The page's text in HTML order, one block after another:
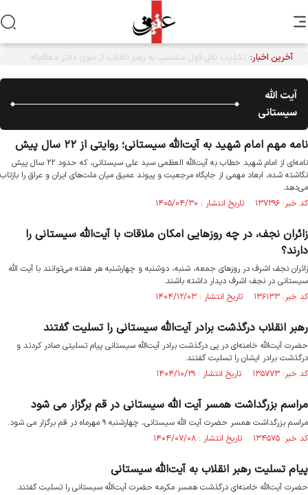
آخرین اخبار:
آیت الله
سیستانی
نامه مهم امام شهید به آیت‌الله سیستانی؛ روایتی از ۲۲ سال پیش
نامه‌ای از امام شهید خطاب به آیت‌الله العظمی سید علی سیستانی، که حدود ۲۲ سال پیش
نگاشته شده، ابعاد مهمی از جایگاه مرجعیت و پیوند عمیق میان ملت‌های ایران و عراق را بازتاب
می‌دهد.
کد خبر: ۱۳۷۲۹۶ تاریخ انتشار : ۱۴۰۵/۰۴/۳۰
زائران نجف، در چه روزهایی امکان ملاقات با آیت‌الله سیستانی را
دارند؟
زائران نجف اشرف در روزهای جمعه، شنبه، دوشنبه و چهارشنبه هر هفته می‌توانند با آیت الله
سیستانی در نجف اشرف دیدار داشته باشند.
کد خبر: ۱۳۶۱۳۳ تاریخ انتشار : ۱۴۰۴/۱۲/۰۳
رهبر انقلاب درگذشت برادر آیت‌الله سیستانی را تسلیت گفتند
حضرت آیت‌الله خامنه‌ای در پی درگذشت برادر آیت‌الله سیستانی پیام تسلیتی صادر کردند و
درگذشت برادر ایشان را تسلیت گفتند.
کد خبر: ۱۳۵۷۷۳ تاریخ انتشار : ۱۴۰۴/۱۰/۲۹
مراسم بزرگداشت همسر آیت الله سیستانی در قم برگزار می شود
مراسم بزرگداشت همسر حضرت آیت الله سیستانی، چهارشنبه ۹ مهرماه در قم برگزار می شود.
کد خبر: ۱۳۴۵۷۵ تاریخ انتشار : ۱۴۰۴/۰۷/۰۸
پیام تسلیت رهبر انقلاب به آیت‌الله سیستانی
حضرت آیت‌الله خامنه‌ای درگذشت همسر مکرمه‌ حضرت آیت‌الله سیستانی را تسلیت گفتند.